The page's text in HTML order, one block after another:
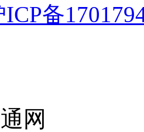
ICP备
网